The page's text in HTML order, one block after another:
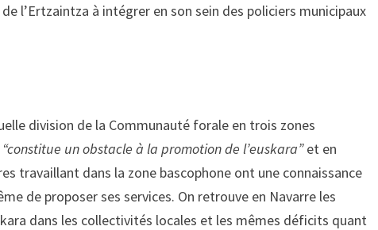
l’Ertzaintza à intégrer en son sein des policiers municipaux
division de la Communauté forale en trois zones
“constitue un obstacle à la promotion de l’euskara”et en
travaillant dans la zone bascophone ont une connaissance
de proposer ses services. On retrouve en Navarre les
dans les collectivités locales et les mêmes déficits quant